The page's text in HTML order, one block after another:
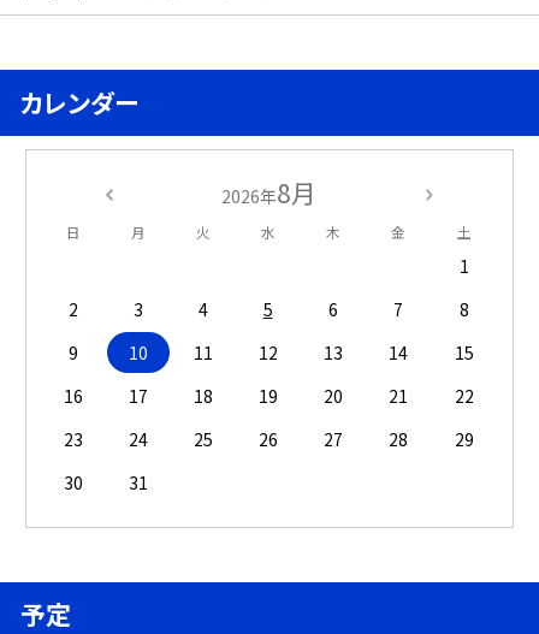
カレンダー
2026年8月
日 月 火 水 木 金 土
1
2
3 4 5 6 7
8
9
10 11 12 13 14
15
16
17 18 19 20 21
22
23
24 25 26 27 28
29
30
31
予定